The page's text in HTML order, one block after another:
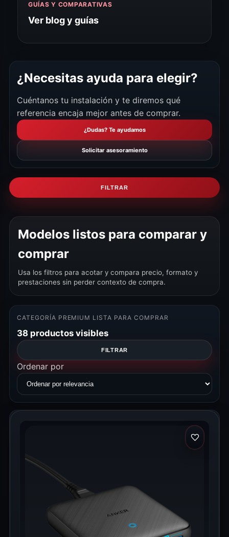
GUÍAS Y COMPARATIVAS
Ver blog y guías
¿Necesitas ayuda para elegir?
Cuéntanos tu instalación y te diremos qué
referencia encaja mejor antes de comprar.
¿Dudas? Te ayudamos
Solicitar asesoramiento
FILTRAR
Modelos listos para comparar y
comprar
Usa los filtros para acotar y compara precio, formato y
prestaciones sin perder contexto de compra.
CATEGORÍA PREMIUM LISTA PARA COMPRAR
38 productos visibles
FILTRAR
Ordenar por